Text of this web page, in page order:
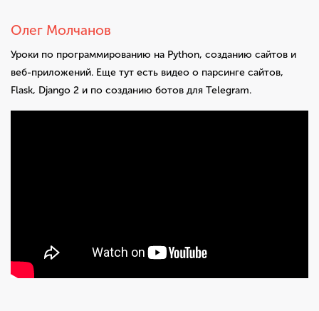
Олег Молчанов
Уроки по программированию на Python, созданию сайтов и
веб-приложений. Еще тут есть видео о парсинге сайтов,
Flask, Django 2 и по созданию ботов для Telegram.